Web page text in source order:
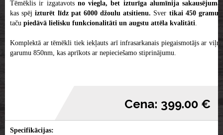
Tēmēklis ir izgatavots no viegla, bet izturīga alumīnija sakausējuma
kas spējizturēt līdz pat 6000 džoulu atsitienu. Sver tikai 450 gramus
taču piedāvā lielisku funkcionalitāti un augstu attēla kvalitāti.
Komplektā ar tēmēkli tiek iekļauts arī infrasarkanais piegaismotājs ar viļņa
garumu 850nm, kas aprīkots ar nepieciešamo stiprinājumu.
Cena: 399.00 €
Specifikācijas: